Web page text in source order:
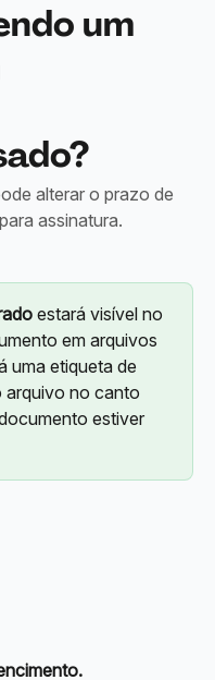
um
alterar o prazo de
assinatura.
estará visível no
em arquivos
uma etiqueta de
arquivo no canto
estiver